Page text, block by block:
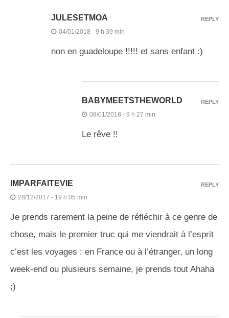
JULESETMOA
04/01/2018 - 9 h 39 min
non en guadeloupe !!!!! et sans enfant :)
REPLY
BABYMEETSTHEWORLD
08/01/2018 - 9 h 27 min
Le rêve !!
REPLY
IMPARFAITEVIE
28/12/2017 - 19 h 05 min
Je prends rarement la peine de réfléchir à ce genre de
chose, mais le premier truc qui me viendrait à l’esprit
c’est les voyages : en France ou à l’étranger, un long
week-end ou plusieurs semaine, je prends tout Ahaha
;)
REPLY